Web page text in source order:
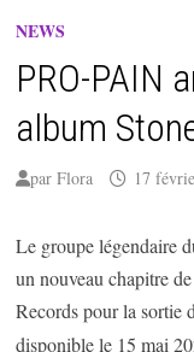
NEWS
PRO-PAIN
album
parFlora 17
Le groupe légendaire
un nouveau chapitre
Records pour la sortie
disponible le 15 mai